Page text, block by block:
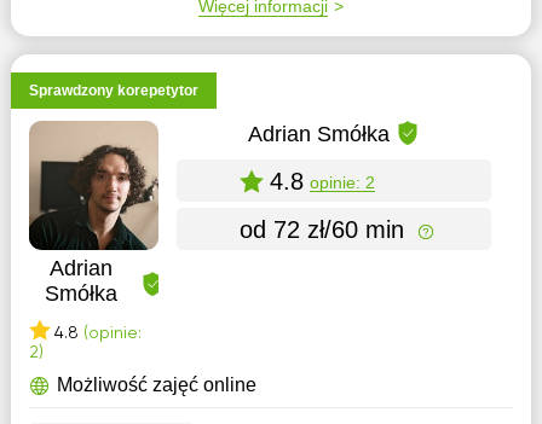
Więcej informacji
Sprawdzony korepetytor
Adrian
Smółka
4.8 (opinie:
2)
Adrian Smółka
4.8 opinie: 2
od 72 zł/60 min
Możliwość zajęć online